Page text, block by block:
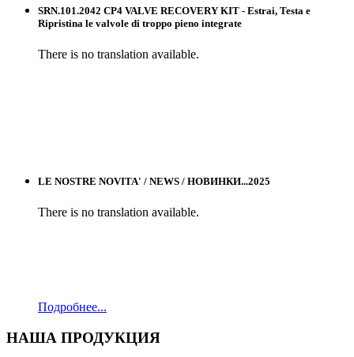
SRN.101.2042 CP4 VALVE RECOVERY KIT - Estrai, Testa e
Ripristina le valvole di troppo pieno integrate
There is no translation available.
LE NOSTRE NOVITA' / NEWS / НОВИНКИ...2025
There is no translation available.
Подробнее...
НАША ПРОДУКЦИЯ